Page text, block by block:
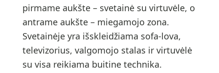
pirmame aukšte – svetainė su virtuvėle, o
antrame aukšte – miegamojo zona.
Svetainėje yra išskleidžiama sofa-lova,
televizorius, valgomojo stalas ir virtuvėlė
su visa reikiama buitine technika.